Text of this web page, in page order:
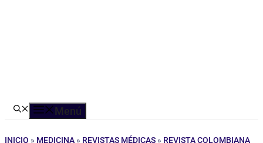
Menú
INICIO » MEDICINA » REVISTAS MÉDICAS » REVISTA COLOMBIANA